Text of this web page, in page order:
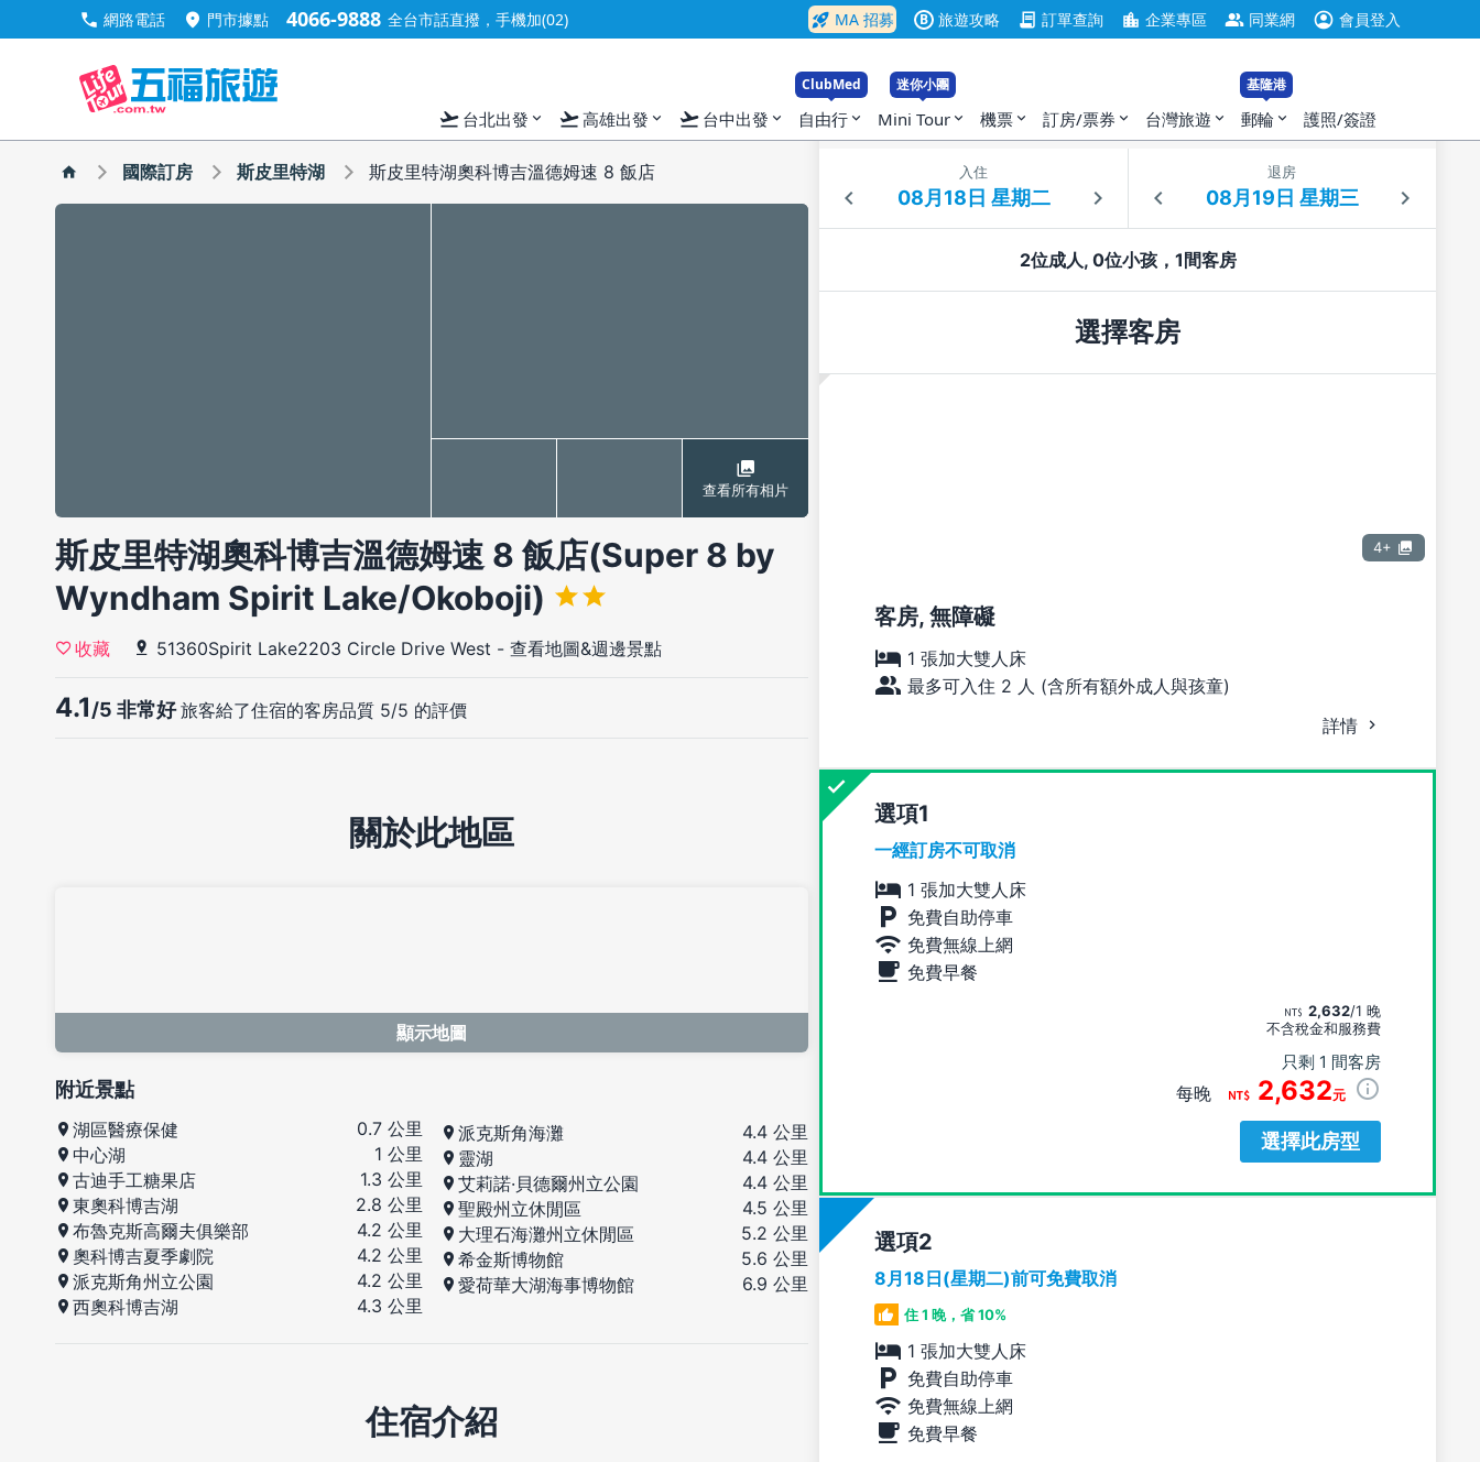
call 網路電話 location_on 門市據點 4066-9888 全台市話直撥，手機加(02) rocket_launch MA 招募 B 旅遊攻略 contract 訂單查詢 location_city 企業專區 group 同業網 account_circle 會員登入
flight_takeoff 台北出發 expand_more flight_takeoff高雄出發 expand_more flight_takeoff 台中出發 expand_more
ClubMed
自由行 expand_more
迷你小團
Mini Tour expand_more 機票 expand_more 訂房/票券 expand_more 台灣旅遊 expand_more
基隆港
郵輪 expand_more 護照/簽證
國際訂房 斯皮里特湖 斯皮里特湖奧科博吉溫德姆速 8 飯店
查看所有相片
斯皮里特湖奧科博吉溫德姆速 8 飯店(Super 8 by
Wyndham Spirit Lake/Okoboji)
收藏 51360Spirit Lake2203 Circle Drive West - 查看地圖&週邊景點
4.1/5 非常好旅客給了住宿的客房品質 5/5 的評價
入住 退房
2位成人, 0位小孩，1間客房
選擇客房
4+
客房, 無障礙
1 張加大雙人床
最多可入住 2 人 (含所有額外成人與孩童)
詳情
選項
一經訂房不可取消
1 張加大雙人床
免費自助停車
免費無線上網
免費早餐
2,632/1 晚
不含稅金和服務費
只剩 1 間客房
每晚 2,632元
選擇此房型
選項
8月18日(星期二)前可免費取消
住 1 晚，省 10%
1 張加大雙人床
免費自助停車
免費無線上網
免費早餐
關於此地區
顯示地圖
附近景點
湖區醫療保健
0.7 公里
中心湖
1 公里
古迪手工糖果店
1.3 公里
東奧科博吉湖
2.8 公里
布魯克斯高爾夫俱樂部
4.2 公里
奧科博吉夏季劇院
4.2 公里
派克斯角州立公園
4.2 公里
西奧科博吉湖
4.3 公里
派克斯角海灘
4.4 公里
靈湖
4.4 公里
艾莉諾·貝德爾州立公園
4.4 公里
聖殿州立休閒區
4.5 公里
大理石海灘州立休閒區
5.2 公里
希金斯博物館
5.6 公里
愛荷華大湖海事博物館
6.9 公里
住宿介紹